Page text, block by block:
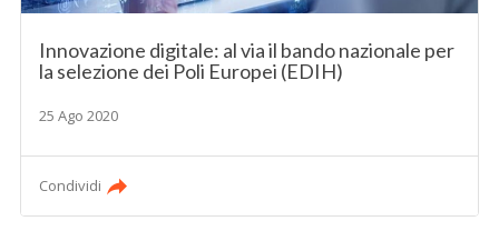
Innovazione digitale: al via il bando nazionale per
la selezione dei Poli Europei (EDIH)
25 Ago 2020
Condividi